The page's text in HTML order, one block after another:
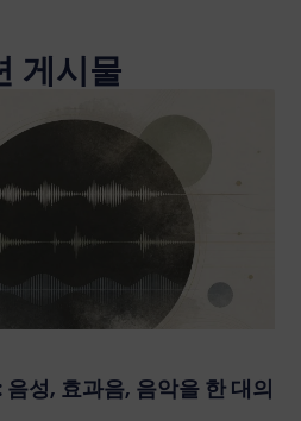
게시물
성, 효과음, 음악을 한 대의